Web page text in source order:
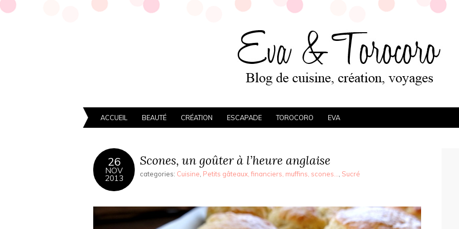
ACCUEIL BEAUTÉ CRÉATION ESCAPADE TOROCORO EVA
26
NOV
2013
Scones, un goûter à l’heure anglaise
categories: Cuisine Petits gâteaux, financiers, muffins, scones... Sucré